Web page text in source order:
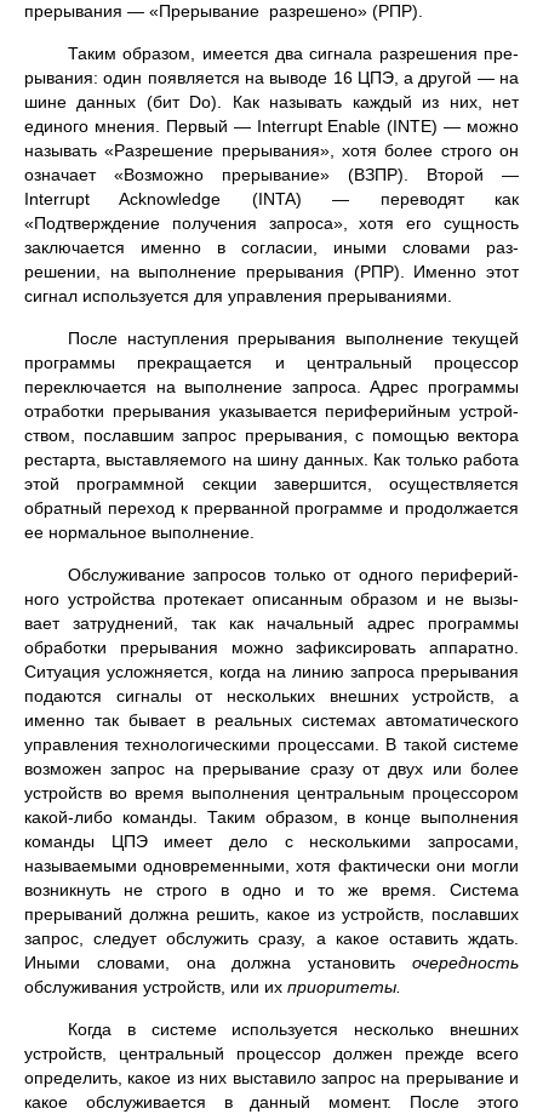
прерывания — «Прерывание разрешено» (РПР).
Таким образом, имеется два сигнала разрешения пре­
рывания: один появляется на выводе 16 ЦПЭ, а другой — на
шине данных (бит Do). Как называть каждый из них, нет
единого мнения. Первый — Interrupt Enable (INTE) — можно
называть «Разрешение прерывания», хотя более строго он
означает «Возможно прерывание» (ВЗПР). Второй —
Interrupt Acknowledge (INTA) — переводят как
«Подтверждение получения запроса», хотя его сущ­ность
заключается именно в согласии, иными словами раз­
решении, на выполнение прерывания (РПР). Именно этот
сигнал используется для управления прерываниями.
После наступления прерывания выполнение текущей
программы прекращается и центральный процессор
переключается на выполнение запроса. Адрес программы
отработки прерывания указывается периферийным устрой­
ством, пославшим запрос прерывания, с помощью вектора
рестарта, выставляемого на шину данных. Как только работа
этой программной секции завершится, осущест­вляется
обратный переход к прерванной программе и продолжается
ее нормальное выполнение.
Обслуживание запросов только от одного периферий­
ного устройства протекает описанным образом и не вызы­
вает затруднений, так как начальный адрес программы
обработки прерывания можно зафиксировать аппаратно.
Ситуация усложняется, когда на линию запроса прерыва­ния
подаются сигналы от нескольких внешних устройств, а
именно так бывает в реальных системах автомати­ческого
управления технологическими процессами. В такой системе
возможен запрос на прерывание сразу от двух или более
устройств во время выполнения центральным про­цессором
какой-либо команды. Таким образом, в конце выполнения
команды ЦПЭ имеет дело с несколькими запросами,
называемыми одновременными, хотя факти­чески они могли
возникнуть не строго в одно и то же время. Система
прерываний должна решить, какое из устройств, пославших
запрос, следует обслужить сразу, а какое оставить ждать.
Иными словами, она должна установить очередность
обслуживания устройств, или их приоритеты.
Когда в системе используется несколько внешних
устройств, центральный процессор должен прежде всего
определить, какое из них выставило запрос на прерывание и
какое обслуживается в данный момент. После этого